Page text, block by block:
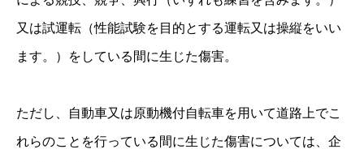
又は試運転（性能試験を目的とする運転又は操縦をいい
ます。）をしている間に生じた傷害。
ただし、自動車又は原動機付自転車を用いて道路上でこ
れらのことを行っている間に生じた傷害については、企